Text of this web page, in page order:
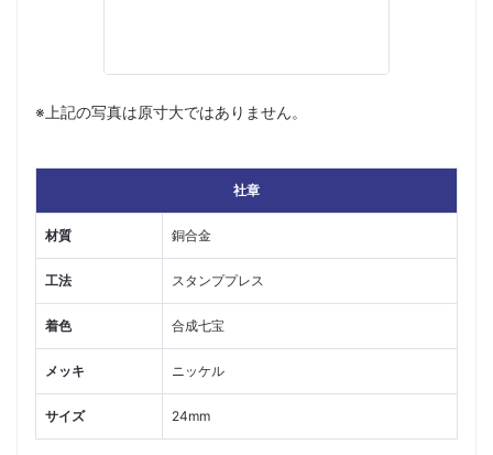
※上記の写真は原寸大ではありません。
社章
材質 銅合金
工法 スタンププレス
着色 合成七宝
メッキ ニッケル
サイズ 24mm